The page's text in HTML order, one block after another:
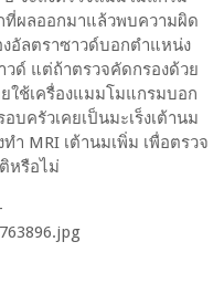
ที่ผลออกมาแล้วพบความผิด
อัลตราซาวด์บอกตำแหน่ง
ด์ แต่ถ้าตรวจคัดกรองด้วย
ใช้เครื่องแมมโมแกรมบอก
ครัวเคยเป็นมะเร็งเต้านม
ำ MRI เต้านมเพิ่ม เพื่อตรวจ
หรือไม่